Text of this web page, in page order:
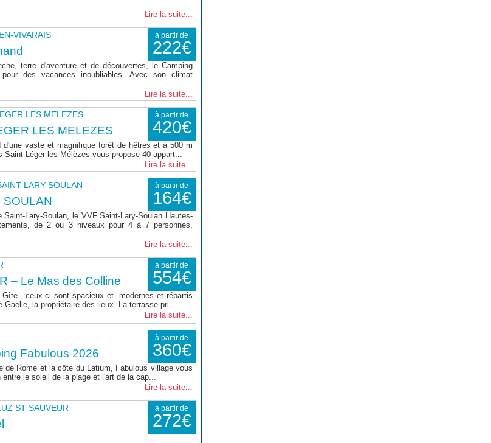
Lire la suite...
VIVARAIS à partir de
222€
terre d'aventure et de découvertes, le Camping
des vacances inoubliables. Avec son climat
Lire la suite...
LES MELEZES à partir de
420€
LES MELEZES
d'une vaste et magnifique forêt de hêtres et à 500 m
Léger-les-Mélèzes vous propose 40 appart...
Lire la suite...
LARY SOULAN à partir de
164€
SOULAN
Lary-Soulan, le VVF Saint-Lary-Soulan Hautes-
de 2 ou 3 niveaux pour 4 à 7 personnes,
Lire la suite...
à partir de
554€
– Le Mas des Colline
Gîte , ceux-ci sont spacieux et modernes et répartis
la propriétaire des lieux. La terrasse pri...
Lire la suite...
à partir de
360€
Fabulous 2026
de Rome et la côte du Latium, Fabulous village vous
le soleil de la plage et l'art de la cap...
Lire la suite...
ST SAUVEUR à partir de
272€